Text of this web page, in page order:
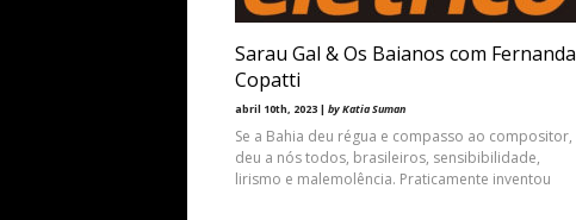
Sarau Gal & Os Baianos com Fernanda
Copatti
abril 10th, 2023 | by Katia Suman
Se a Bahia deu régua e compasso ao compositor,
deu a nós todos, brasileiros, sensibibilidade,
lirismo e malemolência. Praticamente inventou